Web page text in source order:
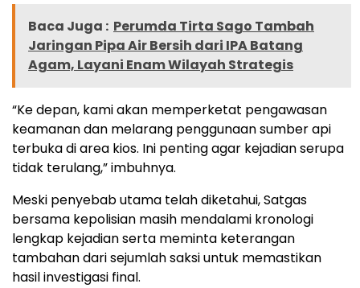
Baca Juga : Perumda Tirta Sago Tambah
Jaringan Pipa Air Bersih dari IPA Batang
Agam, Layani Enam Wilayah Strategis
“Ke depan, kami akan memperketat pengawasan
keamanan dan melarang penggunaan sumber api
terbuka di area kios. Ini penting agar kejadian serupa
tidak terulang,” imbuhnya.
Meski penyebab utama telah diketahui, Satgas
bersama kepolisian masih mendalami kronologi
lengkap kejadian serta meminta keterangan
tambahan dari sejumlah saksi untuk memastikan
hasil investigasi final.